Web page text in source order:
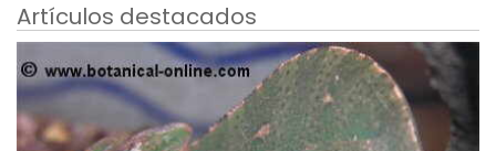
Artículos destacados